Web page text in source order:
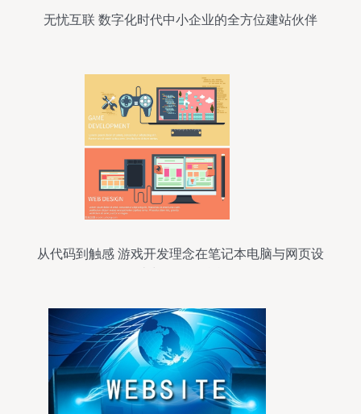
无忧互联 数字化时代中小企业的全方位建站伙伴
从代码到触感 游戏开发理念在笔记本电脑与网页设